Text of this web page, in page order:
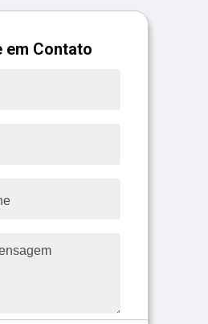
em Contato